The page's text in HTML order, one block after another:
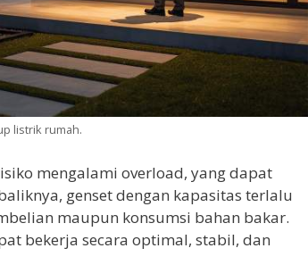
listrik rumah.
mengalami overload, yang dapat
genset dengan kapasitas terlalu
maupun konsumsi bahan bakar.
bekerja secara optimal, stabil, dan